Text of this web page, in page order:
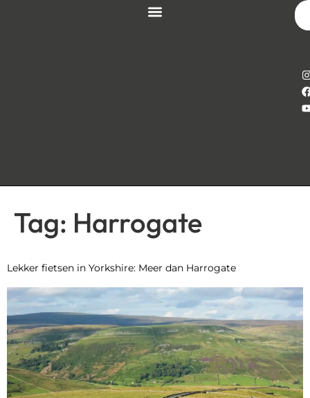
Tag: Harrogate
Lekker fietsen in Yorkshire: Meer dan Harrogate